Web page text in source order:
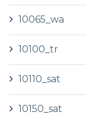
10065_wa
10100_tr
10110_sat
10150_sat